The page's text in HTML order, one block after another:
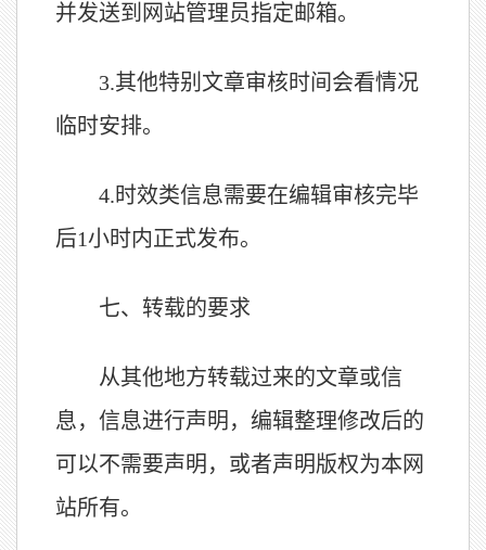
并发送到网站管理员指定邮箱。
3.其他特别文章审核时间会看情况
临时安排。
4.时效类信息需要在编辑审核完毕
后1小时内正式发布。
七、转载的要求
从其他地方转载过来的文章或信
息，信息进行声明，编辑整理修改后的
可以不需要声明，或者声明版权为本网
站所有。